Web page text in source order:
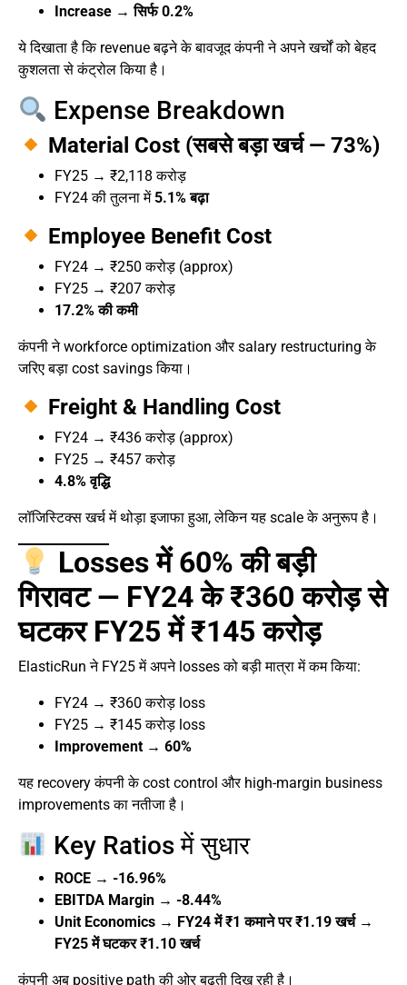
Increase → सिर्फ 0.2%
ये दिखाता है कि revenue बढ़ने के बावजूद कंपनी ने अपने खर्चों को बेहद
कुशलता से कंट्रोल किया है।
Expense Breakdown
Material Cost (सबसे बड़ा खर्च — 73%)
FY25 → ₹2,118 करोड़
FY24 की तुलना में5.1% बढ़ा
Employee Benefit Cost
FY24 → ₹250 करोड़ (approx)
FY25 → ₹207 करोड़
17.2% की कमी
कंपनी ने workforce optimization और salary restructuring के
जरिए बड़ा cost savings किया।
Freight & Handling Cost
FY24 → ₹436 करोड़ (approx)
FY25 → ₹457 करोड़
4.8% वृद्धि
लॉजिस्टिक्स खर्च में थोड़ा इजाफा हुआ, लेकिन यह scale के अनुरूप है।
Losses में 60% की बड़ी
गिरावट — FY24 के ₹360 करोड़ से
घटकर FY25 में ₹145 करोड़
ElasticRun ने FY25 में अपने losses को बड़ी मात्रा में कम किया:
FY24 → ₹360 करोड़ loss
FY25 → ₹145 करोड़ loss
Improvement → 60%
यह recovery कंपनी के cost control और high-margin business
improvements का नतीजा है।
Key Ratios में सुधार
ROCE → -16.96%
EBITDA Margin → -8.44%
Unit Economics → FY24 में ₹1 कमाने पर ₹1.19 खर्च →
FY25 में घटकर ₹1.10 खर्च
कंपनी अब positive path की ओर बढ़ती दिख रही है।